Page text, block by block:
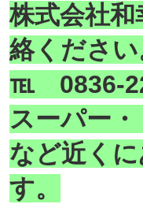
株式会社
絡ください
℡ 0836-
スーパー
など近く
す。